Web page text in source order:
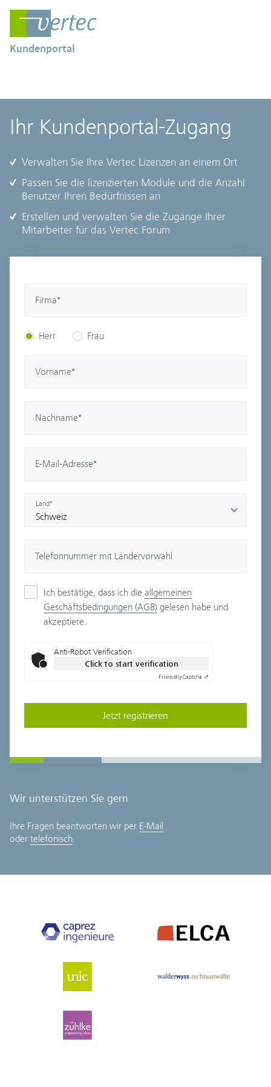
Kundenportal
Ihr Kundenportal-Zugang
Verwalten Sie Ihre Vertec Lizenzen an einem Ort
Passen Sie die lizenzierten Module und die Anzahl
Benutzer Ihren Bedürfnissen an
Erstellen und verwalten Sie die Zugänge Ihrer
Mitarbeiter für das Vertec Forum
Firma*
Herr Frau
Vorname*
Nachname*
E-Mail-Adresse*
Land*
Schweiz
Schweiz
United Kingdom
Österreich
Telefonnummer mit Ländervorwahl
Ich bestätige, dass ich die allgemeinen
Geschäftsbedingungen (AGB) gelesen habe und
akzeptiere.
Anti-Robot Verification
Click to start verification
FriendlyCaptcha ⇗
Jetzt registrieren
Wir unterstützen Sie gern
Ihre Fragen beantworten wir per E-Mail
oder telefonisch.